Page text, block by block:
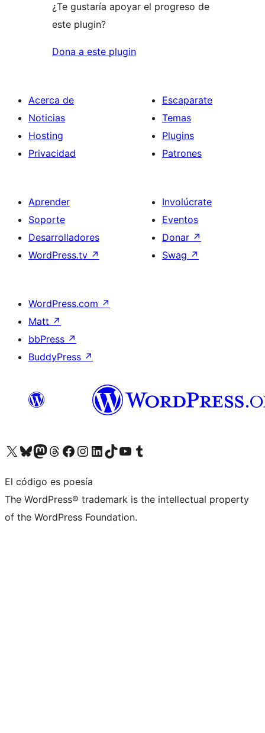
¿Te gustaría apoyar el progreso de
este plugin?
Dona a este plugin
Acerca de
Noticias
Hosting
Privacidad
Escaparate
Temas
Plugins
Patrones
Aprender
Soporte
Desarrolladores
WordPress.tv ↗
Involúcrate
Eventos
Donar ↗
Swag ↗
WordPress.com ↗
Matt ↗
bbPress ↗
BuddyPress ↗
Visita nuestra cuenta de X (anteriormente Twitter)
Visita nuestra cuenta de Bluesky
Visita nuestra cuenta de Mastodon
Visita nuestra cuenta de Threads
Visita nuestra página de Facebook
Visita nuestra cuenta de Instagram
Visita nuestra cuenta de LinkedIn
Visita nuestra cuenta de TikTok
Visita nuestro canal de YouTube
Visita nuestra cuenta de Tumblr
El código es poesía
The WordPress® trademark is the intellectual property
of the WordPress Foundation.